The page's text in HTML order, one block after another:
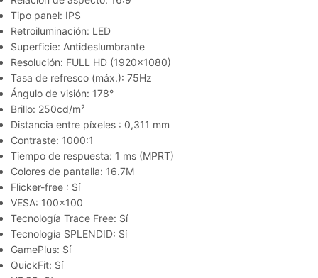
Tipo panel: IPS
Retroiluminación: LED
Superficie: Antideslumbrante
Resolución: FULL HD (1920×1080)
Tasa de refresco (máx.): 75Hz
Ángulo de visión: 178°
Brillo: 250cd/m²
Distancia entre píxeles : 0,311 mm
Contraste: 1000:1
Tiempo de respuesta: 1 ms (MPRT)
Colores de pantalla: 16.7M
Flicker-free : Sí
VESA: 100×100
Tecnología Trace Free: Sí
Tecnología SPLENDID: Sí
GamePlus: Sí
QuickFit: Sí